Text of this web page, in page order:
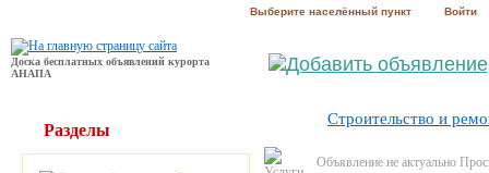
Выберите населённый пункт Войти
Доска бесплатных объявлений курорта
АНАПА
Строительство и
Объявление не актуально
Разделы